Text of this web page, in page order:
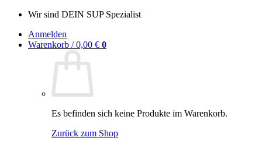
Zum
springen
Wir sind DEIN SUP Spezialist
Anmelden
Warenkorb /0,00 € 0
Es befinden sich keine Produkte im Warenkorb.
Zurück zum Shop